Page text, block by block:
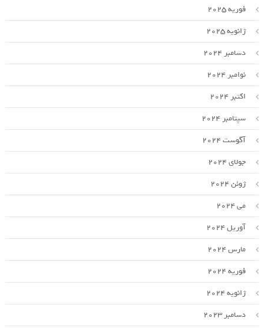
فوریه 2025
ژانویه 2025
دسامبر 2024
نوامبر 2024
اکتبر 2024
سپتامبر 2024
آگوست 2024
جولای 2024
ژوئن 2024
می 2024
آوریل 2024
مارس 2024
فوریه 2024
ژانویه 2024
دسامبر 2023